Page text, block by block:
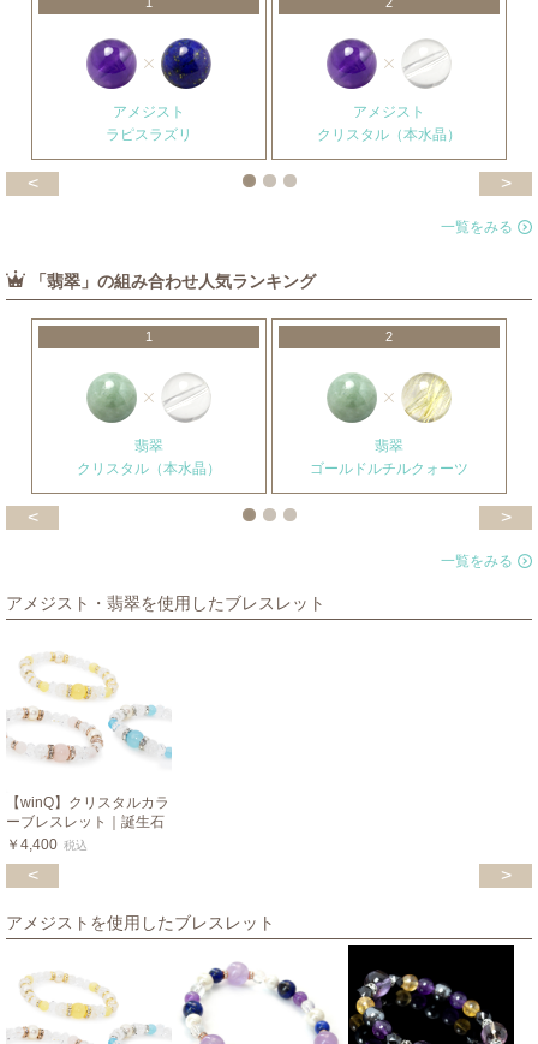
アメジスト
ラピスラズリ
アメジスト
クリスタル（本水晶）
< >
一覧をみる
「翡翠」の組み合わせ人気ランキング
1
翡翠
クリスタル（本水晶）
2
翡翠
ゴールドルチルクォーツ
< >
一覧をみる
アメジスト・翡翠を使用したブレスレット
【winQ】クリスタルカラ
ーブレスレット｜誕生石
￥4,400 税込
< >
アメジストを使用したブレスレット